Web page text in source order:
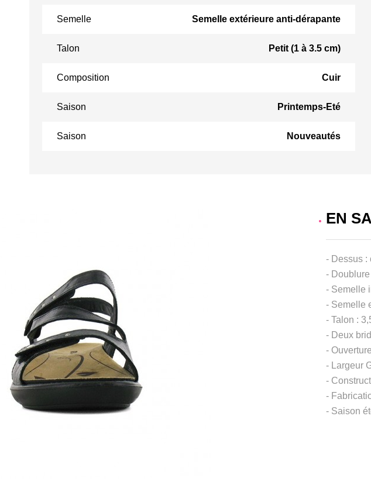
Semelle Semelle extérieure anti-dérapante
Talon Petit (1 à 3.5 cm)
Composition Cuir
Saison Printemps-Eté
Saison Nouveautés
EN
- Dessus :
-
- Semelle
- Semelle
- Talon :
- Deux
-
- Largeur
-
-
- Saison